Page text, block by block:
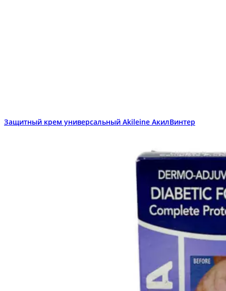
Защитный крем универсальный Akileine АкилВинтер